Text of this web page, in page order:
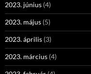
2023. június (4)
2023. május (5)
2023. április (3)
2023. március (4)